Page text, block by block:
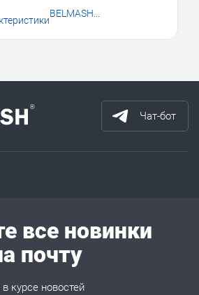
BELMASH...
Чат-бот
все новинки
почту
курсе новостей